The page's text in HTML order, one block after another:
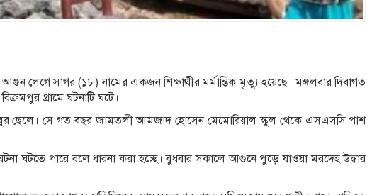
আগুন লেগে সাগর (১৮) নামের একজন শিক্ষার্থীর মর্মান্তিক মৃত্যু হয়েছে। মঙ্গলবার দিবাগত
গ্রামে ঘটনাটি ঘটে।
বাবুর ছেলে। সে গত বছর জামতলী আমজাদ হোসেন মেমোরিয়াল স্কুল থেকে এসএসসি পাশ
ঘটতে পারে বলে ধারনা করা হচ্ছে। বুধবার সকালে আগুনে পুড়ে যাওয়া মরদেহ উদ্ধার